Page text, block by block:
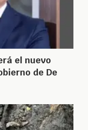
el nuevo
de De